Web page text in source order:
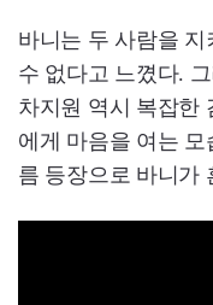
바니는 두 사람을
수 없다고 느꼈다.
차지원 역시 복잡한
에게 마음을 여는
름 등장으로 바니가